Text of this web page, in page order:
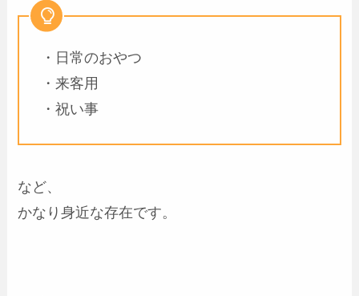
・日常のおやつ
・来客用
・祝い事
など、
かなり身近な存在です。